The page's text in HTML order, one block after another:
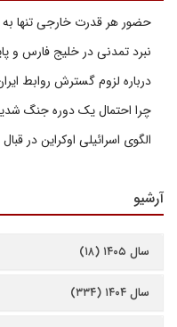
حضور هر قدرت خارجی تنها
نبرد تمدنی در خلیج فارس و
درباره لزوم گسترش روابط
چرا احتمال یک دوره جنگ
الگوی اسرائیلی اوکراین در قبال
آرشیو
سال ۱۴۰۵ (۱۸)
سال ۱۴۰۴ (۳۳۴)